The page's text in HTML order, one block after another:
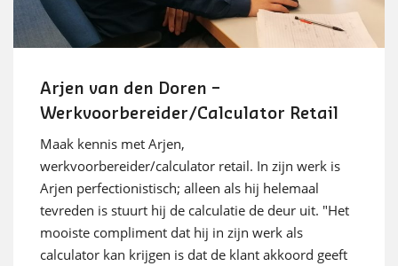
Arjen van den Doren –
Werkvoorbereider/Calculator Retail
Maak kennis met Arjen,
werkvoorbereider/calculator retail. In zijn werk is
Arjen perfectionistisch; alleen als hij helemaal
tevreden is stuurt hij de calculatie de deur uit. "Het
mooiste compliment dat hij in zijn werk als
calculator kan krijgen is dat de klant akkoord geeft